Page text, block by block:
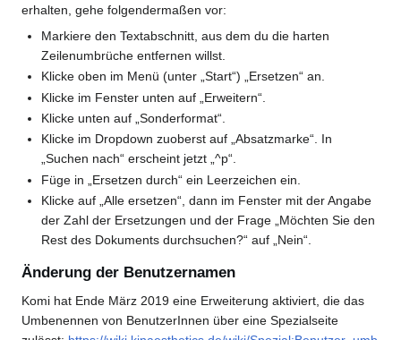
erhalten, gehe folgendermaßen vor:
Markiere den Textabschnitt, aus dem du die harten
Zeilenumbrüche entfernen willst.
Klicke oben im Menü (unter „Start“) „Ersetzen“ an.
Klicke im Fenster unten auf „Erweitern“.
Klicke unten auf „Sonderformat“.
Klicke im Dropdown zuoberst auf „Absatzmarke“. In
„Suchen nach“ erscheint jetzt „^p“.
Füge in „Ersetzen durch“ ein Leerzeichen ein.
Klicke auf „Alle ersetzen“, dann im Fenster mit der Angabe
der Zahl der Ersetzungen und der Frage „Möchten Sie den
Rest des Dokuments durchsuchen?“ auf „Nein“.
Änderung der Benutzernamen
Komi hat Ende März 2019 eine Erweiterung aktiviert, die das
Umbenennen von BenutzerInnen über eine Spezialseite